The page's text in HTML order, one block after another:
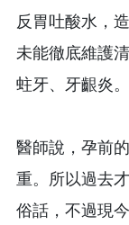
反胃吐酸水，
未能徹底維護
蛀牙、牙齦炎。
醫師說，孕前
重。所以過去
俗話，不過現